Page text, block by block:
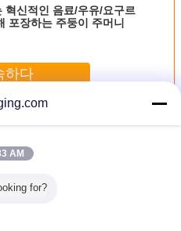
혁신적인 음료/우유/요구르
포장하는 주둥이 주머니
하다
AM
for?